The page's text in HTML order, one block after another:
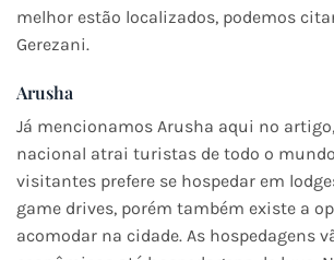
melhor estão localizados, podemos
Gerezani.
Arusha
Já mencionamos Arusha aqui no
nacional atrai turistas de todo o
visitantes prefere se hospedar em
game drives, porém também existe a
acomodar na cidade. As hospedagens